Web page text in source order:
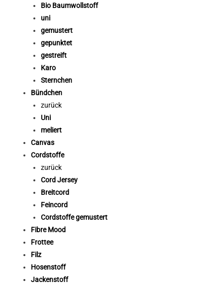
Bio Baumwollstoff
uni
gemustert
gepunktet
gestreift
Karo
Sternchen
Bündchen
zurück
Uni
meliert
Canvas
Cordstoffe
zurück
Cord Jersey
Breitcord
Feincord
Cordstoffe gemustert
Fibre Mood
Frottee
Filz
Hosenstoff
Jackenstoff